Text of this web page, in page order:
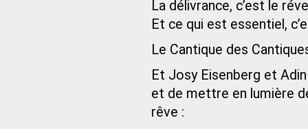
La délivrance, c’est le
Et ce qui est essentiel,
Le Cantique des
Et Josy Eisenberg et
et de mettre en lumière
rêve :